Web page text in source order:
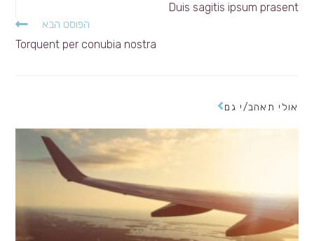
נוספים
Duis sagitis ipsum prasent
הפוסט הבא
Torquent per conubia nostra
אולי תאהב/י גם